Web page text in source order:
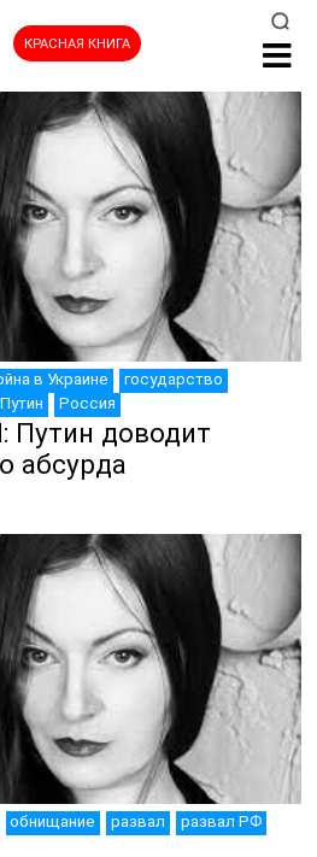
КРАСНАЯ КНИГА
в Украине
государство
Путин Россия
доводит
абсурда
обнищание развал
развал РФ